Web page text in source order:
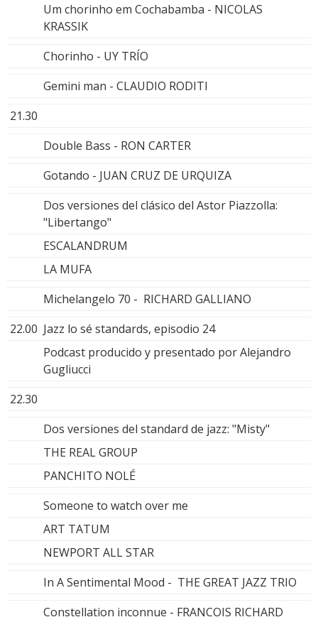
Um chorinho em Cochabamba - NICOLAS
KRASSIK
Chorinho - UY TRÍO
Gemini man - CLAUDIO RODITI
21.30
Double Bass - RON CARTER
Gotando - JUAN CRUZ DE URQUIZA
Dos versiones del clásico del Astor Piazzolla:
"Libertango"
ESCALANDRUM
LA MUFA
Michelangelo 70 - RICHARD GALLIANO
22.00 Jazz lo sé standards, episodio 24
Podcast producido y presentado por Alejandro
Gugliucci
22.30
Dos versiones del standard de jazz: "Misty"
THE REAL GROUP
PANCHITO NOLÉ
Someone to watch over me
ART TATUM
NEWPORT ALL STAR
In A Sentimental Mood - THE GREAT JAZZ TRIO
Constellation inconnue - FRANCOIS RICHARD